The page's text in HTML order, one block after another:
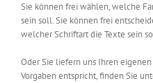
Sie können frei wählen, welche
sein soll. Sie können frei
welcher Schriftart die Texte sein
Oder Sie liefern uns Ihren
Vorgaben entspricht, finden Sie